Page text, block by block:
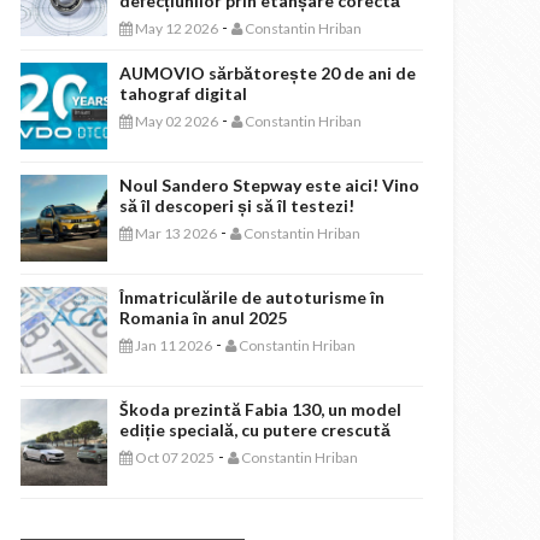
May 12 2026 - Constantin Hriban
AUMOVIO sărbătorește 20 de ani de
tahograf digital
May 02 2026 - Constantin Hriban
Noul Sandero Stepway este aici! Vino
să îl descoperi și să îl testezi!
Mar 13 2026 - Constantin Hriban
Înmatriculările de autoturisme în
Romania în anul 2025
Jan 11 2026 - Constantin Hriban
Škoda prezintă Fabia 130, un model
ediție specială, cu putere crescută
Oct 07 2025 - Constantin Hriban